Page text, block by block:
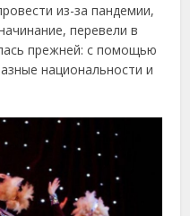
из-за пандемии,
перевели в
прежней: с помощью
национальности и